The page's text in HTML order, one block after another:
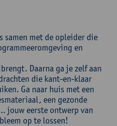
met de opleider die
en
Daarna ga je zelf aan
die kant-en-klaar
Ga naar huis met een
een gezonde
jouw eerste ontwerp van
op te lossen!